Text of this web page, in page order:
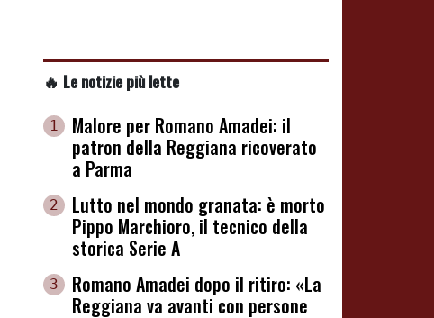
🔥 Le notizie più lette
1
Malore per Romano Amadei: il
patron della Reggiana ricoverato
a Parma
2
Lutto nel mondo granata: è morto
Pippo Marchioro, il tecnico della
storica Serie A
3
Romano Amadei dopo il ritiro: «La
Reggiana va avanti con persone